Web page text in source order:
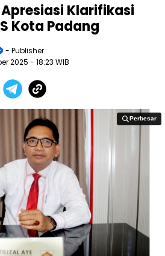
Klarifikasi
Kota Padang
- Publisher
2025 - 18:23 WIB
Perbesar
Perbesar